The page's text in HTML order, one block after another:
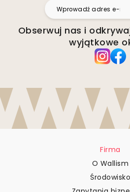
Obserwuj nas i
wyjątkowe
Firma
O Wallism
Środowisko